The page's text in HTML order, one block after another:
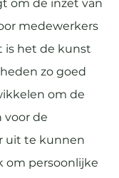
om de inzet van
medewerkers
is het de kunst
zo goed
om de
voor de
uit te kunnen
om persoonlijke